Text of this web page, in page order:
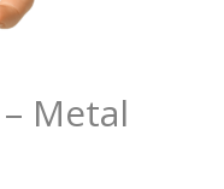
Metal